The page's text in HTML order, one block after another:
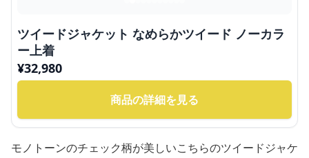
ツイードジャケット なめらかツイード ノーカラ
ー上着
¥32,980
商品の詳細を見る
モノトーンのチェック柄が美しいこちらのツイードジャケ